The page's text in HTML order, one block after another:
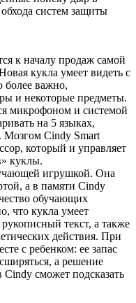
систем защиты
к началу продаж самой
кукла умеет видеть с
важно,
и некоторые предметы.
микрофоном и системой
на 5 языках,
Мозгом Cindy Smart
который и управляет
куклы.
игрушкой. Она
а в памяти Cindy
обучающих
что кукла умеет
текст, а также
действия. При
с ребенком: ее запас
а решение
сможет подсказать